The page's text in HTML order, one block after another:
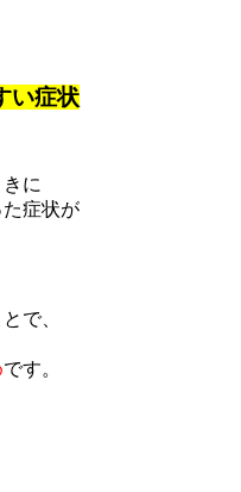
い症状
に
た症状が
で、
です。